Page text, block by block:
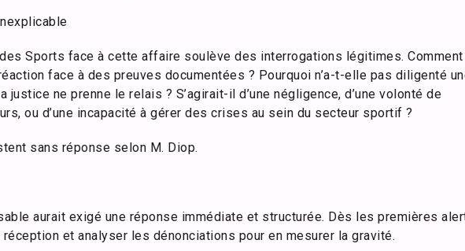
Sports face à cette affaire soulève des interrogations légitimes. Comment
face à des preuves documentées ? Pourquoi n’a-t-elle pas diligenté
justice ne prenne le relais ? S’agirait-il d’une négligence, d’une volonté de
ou d’une incapacité à gérer des crises au sein du secteur sportif ?
sans réponse selon M. Diop.
aurait exigé une réponse immédiate et structurée. Dès les premières
et analyser les dénonciations pour en mesurer la gravité.